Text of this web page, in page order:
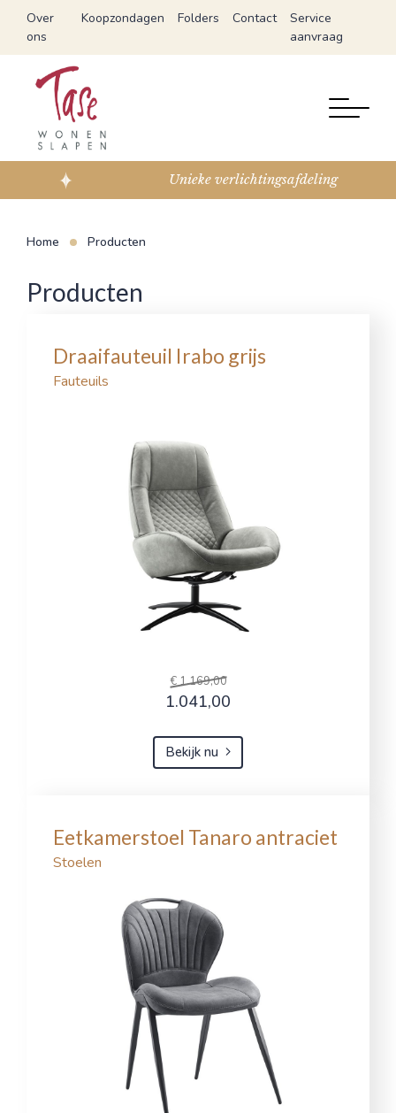
Over
ons
Koopzondagen Folders Contact
Service
aanvraag
Unieke verlichtingsafdeling
Home Producten
Producten
Draaifauteuil Irabo grijs
Fauteuils
€ 1.169,00
1.041,00
Bekijk nu
Eetkamerstoel Tanaro antraciet
Stoelen